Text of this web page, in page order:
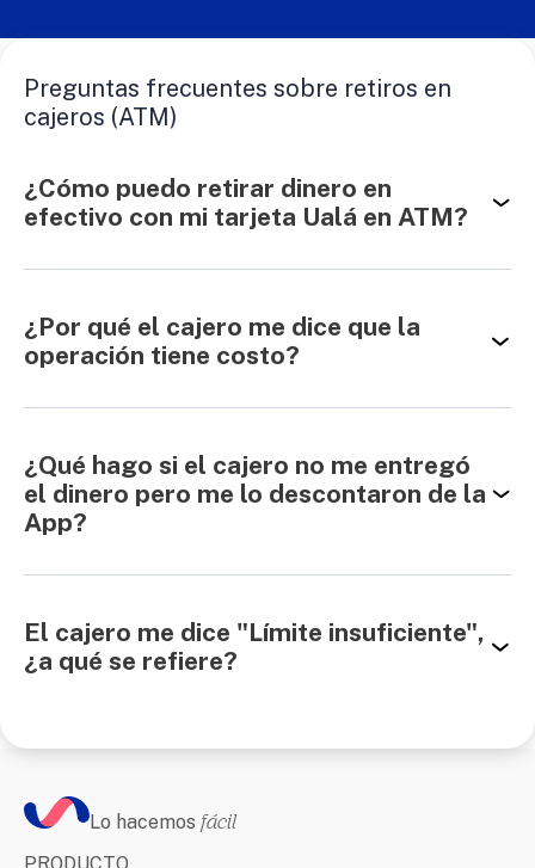
Preguntas frecuentes sobre retiros en
cajeros (ATM)
¿Cómo puedo retirar dinero en
efectivo con mi tarjeta Ualá en ATM?
¿Por qué el cajero me dice que la
operación tiene costo?
¿Qué hago si el cajero no me entregó
el dinero pero me lo descontaron de la
App?
El cajero me dice "Límite insuficiente",
¿a qué se refiere?
Lo hacemos fácil